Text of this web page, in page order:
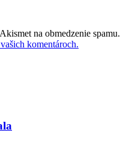
na obmedzenie spamu.
komentároch.